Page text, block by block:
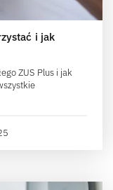
i jak
ZUS Plus i jak